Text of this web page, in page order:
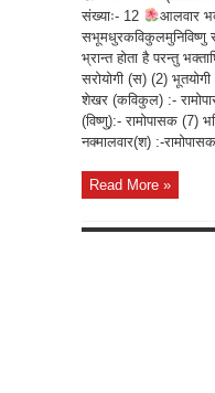
संख्याः- 12
आलवार
सभूमधुरकविकुलमुनिविष्णु
भ्रान्त होता है परन्तु
सरोयोगी (स) (2)
शेखर (कविकुल) :-
(विष्णु):- रामोपासक (7)
नक्मालवार(श) :-
Read More »